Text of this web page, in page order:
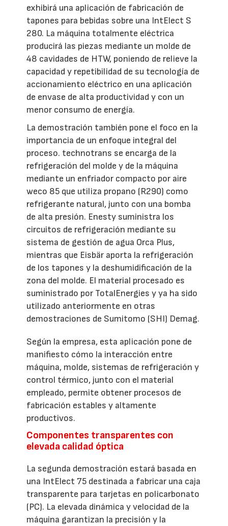
exhibirá una aplicación de fabricación de
tapones para bebidas sobre una IntElect S
280. La máquina totalmente eléctrica
producirá las piezas mediante un molde de
48 cavidades de HTW, poniendo de relieve la
capacidad y repetibilidad de su tecnología de
accionamiento eléctrico en una aplicación
de envase de alta productividad y con un
menor consumo de energía.
La demostración también pone el foco en la
importancia de un enfoque integral del
proceso. technotrans se encarga de la
refrigeración del molde y de la máquina
mediante un enfriador compacto por aire
weco 85 que utiliza propano (R290) como
refrigerante natural, junto con una bomba
de alta presión. Enesty suministra los
circuitos de refrigeración mediante su
sistema de gestión de agua Orca Plus,
mientras que Eisbär aporta la refrigeración
de los tapones y la deshumidificación de la
zona del molde. El material procesado es
suministrado por TotalEnergies y ya ha sido
utilizado anteriormente en otras
demostraciones de Sumitomo (SHI) Demag.
Según la empresa, esta aplicación pone de
manifiesto cómo la interacción entre
máquina, molde, sistemas de refrigeración y
control térmico, junto con el material
empleado, permite obtener procesos de
fabricación estables y altamente
productivos.
Componentes transparentes con
elevada calidad óptica
La segunda demostración estará basada en
una IntElect 75 destinada a fabricar una caja
transparente para tarjetas en policarbonato
(PC). La elevada dinámica y velocidad de la
máquina garantizan la precisión y la